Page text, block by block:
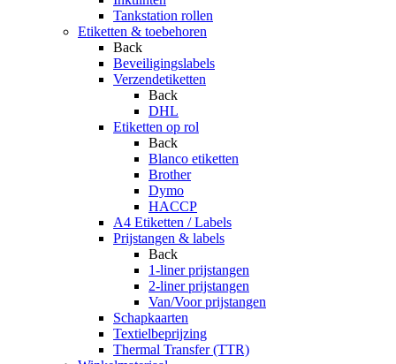
Tankstation rollen
Etiketten & toebehoren
Back
Beveiligingslabels
Verzendetiketten
Back
DHL
Etiketten op rol
Back
Blanco etiketten
Brother
Dymo
HACCP
A4 Etiketten / Labels
Prijstangen & labels
Back
1-liner prijstangen
2-liner prijstangen
Van/Voor prijstangen
Schapkaarten
Textielbeprijzing
Thermal Transfer (TTR)